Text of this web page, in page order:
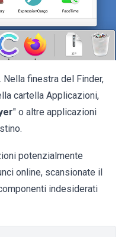
. Nella finestra del Finder,
cartella Applicazioni,
" o altre applicazioni
potenzialmente
online, scansionate il
indesiderati